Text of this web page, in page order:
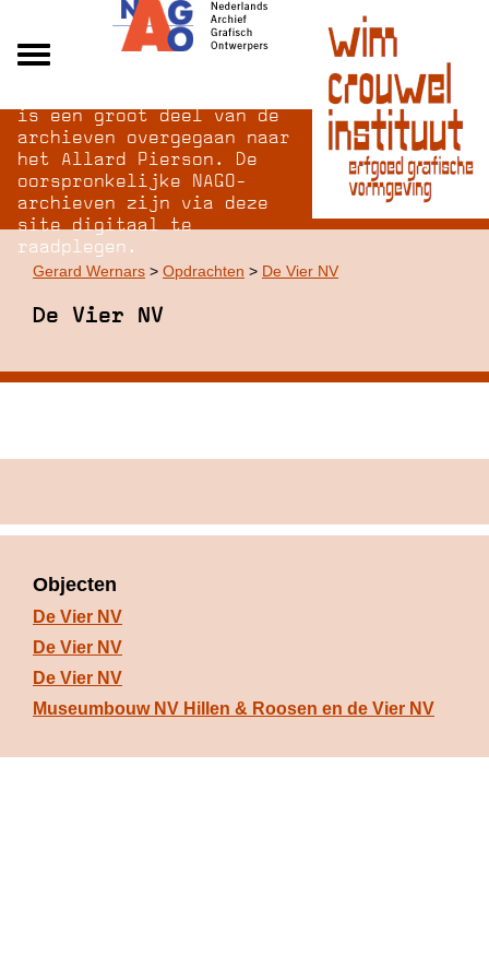
Over NAGO
Over WCI
Inloggen
is een groot deel van de
archieven overgegaan naar
het Allard Pierson. De
oorspronkelijke NAGO-
archieven zijn via deze
site digitaal te
raadplegen.
Gerard Wernars > Opdrachten > De Vier NV
De Vier NV
Objecten
De Vier NV
De Vier NV
De Vier NV
Museumbouw NV Hillen & Roosen en de Vier NV